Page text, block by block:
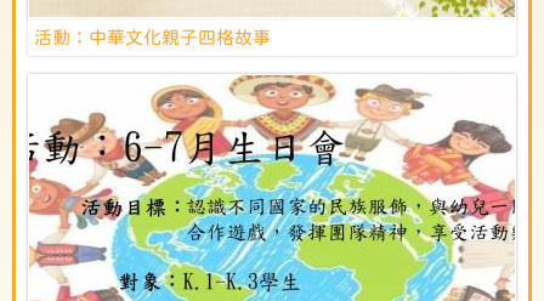
活動：中華文化親子四格故事